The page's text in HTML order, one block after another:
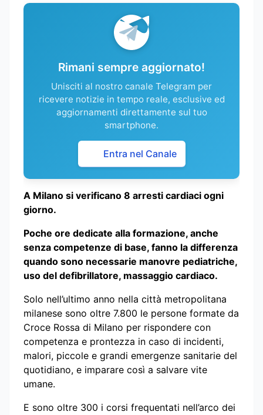
Rimani sempre aggiornato!
Unisciti al nostro canale Telegram per
ricevere notizie in tempo reale, esclusive ed
aggiornamenti direttamente sul tuo
smartphone.
Entra nel Canale
A Milano si verificano 8 arresti cardiaci ogni
giorno.
Poche ore dedicate alla formazione, anche
senza competenze di base, fanno la differenza
quando sono necessarie manovre pediatriche,
uso del defibrillatore, massaggio cardiaco.
Solo nell’ultimo anno nella città metropolitana
milanese sono oltre 7.800 le persone formate da
Croce Rossa di Milano per rispondere con
competenza e prontezza in caso di incidenti,
malori, piccole e grandi emergenze sanitarie del
quotidiano, e imparare così a salvare vite
umane.
E sono oltre 300 i corsi frequentati nell’arco dei